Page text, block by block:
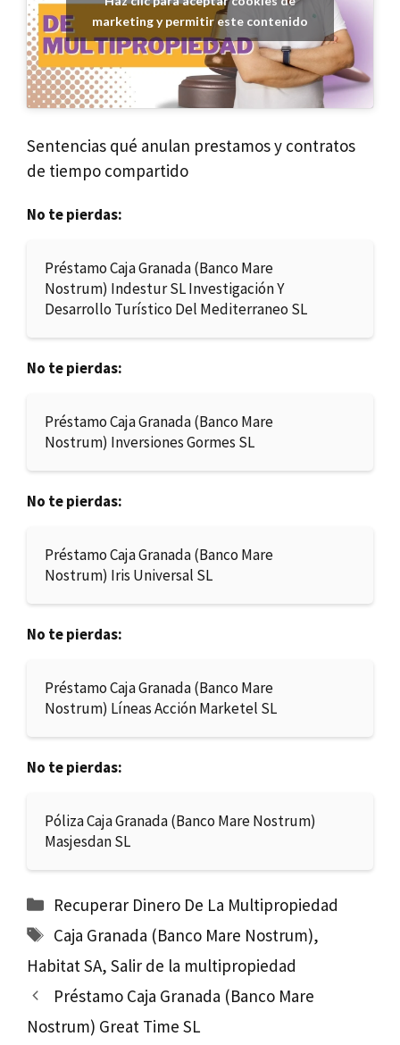
marketing y permitir este contenido
Sentencias qué anulan prestamos y contratos
de tiempo compartido
No te pierdas:
Préstamo Caja Granada (Banco Mare
Nostrum) Indestur SL Investigación Y
Desarrollo Turístico Del Mediterraneo SL
No te pierdas:
Préstamo Caja Granada (Banco Mare
Nostrum) Inversiones Gormes SL
No te pierdas:
Préstamo Caja Granada (Banco Mare
Nostrum) Iris Universal SL
No te pierdas:
Préstamo Caja Granada (Banco Mare
Nostrum) Líneas Acción Marketel SL
No te pierdas:
Póliza Caja Granada (Banco Mare Nostrum)
Masjesdan SL
Categorías
Recuperar Dinero De La Multipropiedad
Etiquetas
Caja Granada (Banco Mare Nostrum),
Habitat SA, Salir de la multipropiedad
Préstamo Caja Granada (Banco Mare
Nostrum) Great Time SL